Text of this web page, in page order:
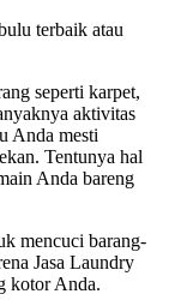
terbaik atau
seperti karpet,
aktivitas
Anda mesti
Tentunya hal
Anda bareng
mencuci barang-
Jasa Laundry
kotor Anda.